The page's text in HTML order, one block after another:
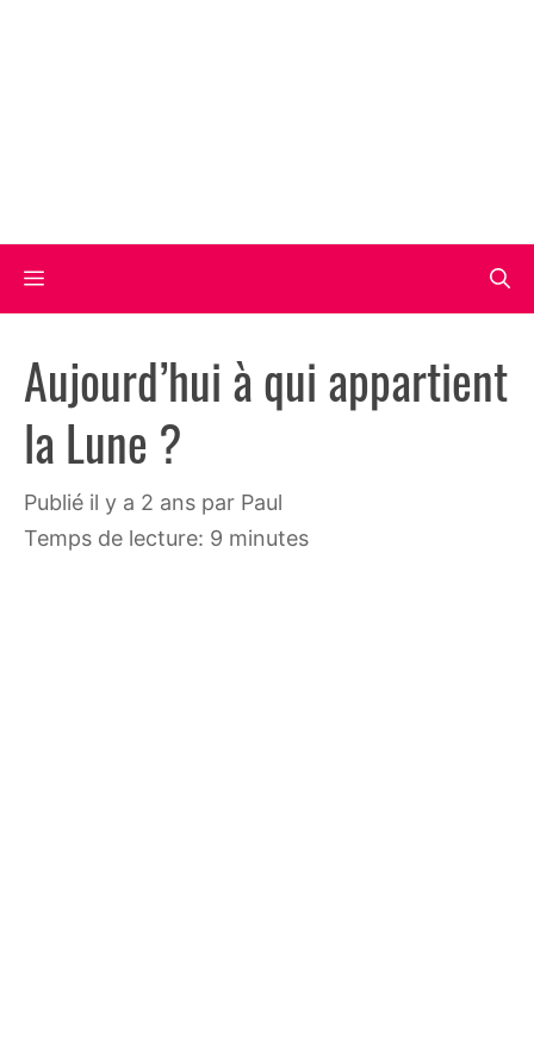
Menu
Aujourd’hui à qui appartient
la Lune ?
publié il y a 2 ans par Paul
Temps de lecture: 9 minutes